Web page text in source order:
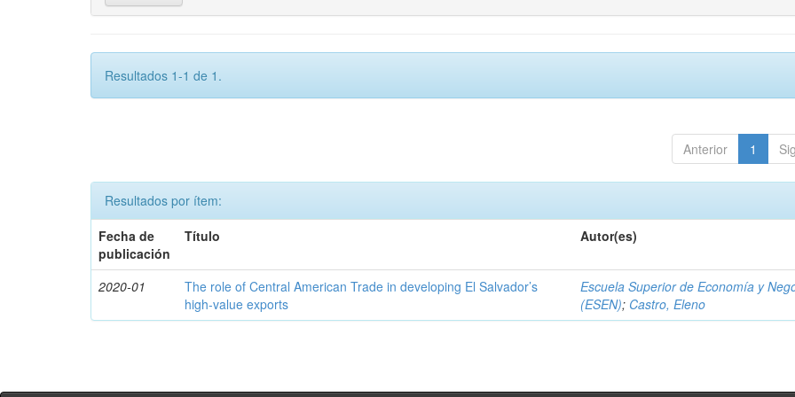
Resultados 1-1 de 1.
Anterior 1
Resultados por ítem:
Fecha de
publicación
Título Autor(es)
2020-01
The role of Central American Trade in developing El Salvador’s
high-value exports
Escuela Superior de Economía y
(ESEN); Castro, Eleno